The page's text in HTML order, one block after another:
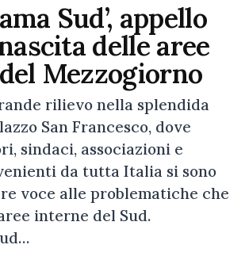
Sud’, appello
delle aree
Mezzogiorno
rilievo nella splendida
San Francesco, dove
sindaci, associazioni e
da tutta Italia si sono
voce alle problematiche che
interne del Sud.